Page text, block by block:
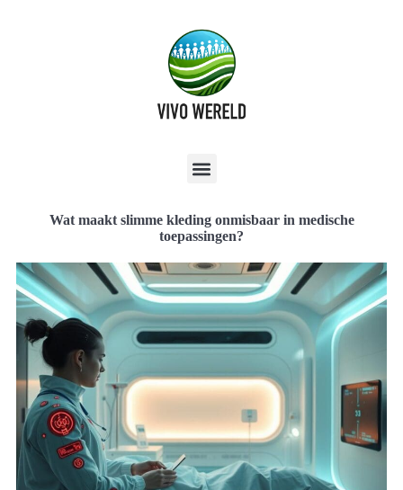
Wat maakt slimme kleding onmisbaar in medische
toepassingen?